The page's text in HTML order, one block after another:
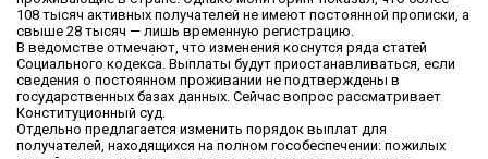
108 тысяч активных получателей не имеют постоянной прописки, а
свыше 28 тысяч — лишь временную регистрацию.
В ведомстве отмечают, что изменения коснутся ряда статей
Социального кодекса. Выплаты будут приостанавливаться, если
сведения о постоянном проживании не подтверждены в
государственных базах данных. Сейчас вопрос рассматривает
Конституционный суд.
Отдельно предлагается изменить порядок выплат для
получателей, находящихся на полном гособеспечении: пожилых